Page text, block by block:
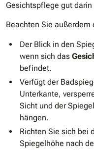
Gesichtspflege gut
Beachten Sie außerdem
Der Blick in den
wenn sich das
befindet.
Verfügt der
Unterkante,
Sicht und der
hängen.
Richten Sie sich bei
Spiegelhöhe nach